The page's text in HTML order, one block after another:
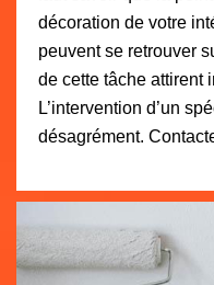
décoration de votre
peuvent se retrouver
de cette tâche attirent
L’intervention d’un
désagrément.